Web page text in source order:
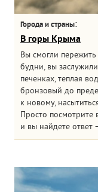
Города и страны:
В горы Крыма
Вы смогли
будни, вы
печенках, теплая
бронзовый до
к новому,
Просто
и вы найдете